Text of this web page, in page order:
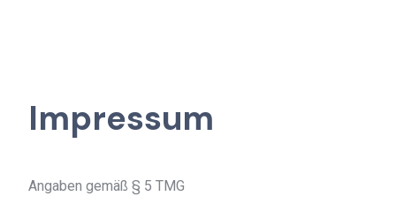
Impressum
Angaben gemäß § 5 TMG